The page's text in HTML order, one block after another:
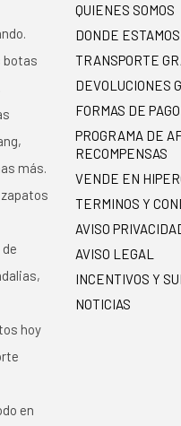
botas
más.
hoy
en
QUIENES SOMOS
DONDE ESTAMOS
TRANSPORTE
DEVOLUCIONES
FORMAS DE PAGO
PROGRAMA DE
RECOMPENSAS
VENDE EN
TERMINOS Y
AVISO
AVISO LEGAL
INCENTIVOS Y
NOTICIAS